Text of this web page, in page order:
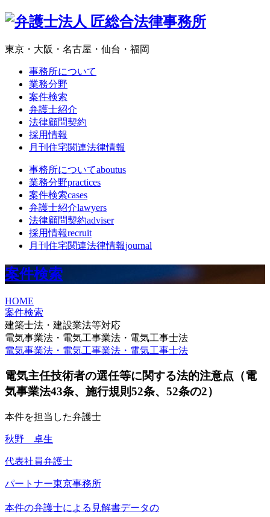
東京・大阪・名古屋・仙台・福岡
事務所について
業務分野
案件検索
弁護士紹介
法律顧問契約
採用情報
月刊住宅関連法律情報
事務所についてaboutus
業務分野practices
案件検索cases
弁護士紹介lawyers
法律顧問契約adviser
採用情報recruit
月刊住宅関連法律情報journal
案件検索
HOME
案件検索
建築士法・建設業法等対応
電気事業法・電気工事業法・電気工事士法
電気事業法・電気工事業法・電気工事士法
電気主任技術者の選任等に関する法的注意点（電
気事業法43条、施行規則52条、52条の2）
本件を担当した弁護士
秋野 卓生
代表社員弁護士
パートナー東京事務所
本件の弁護士による見解書データの